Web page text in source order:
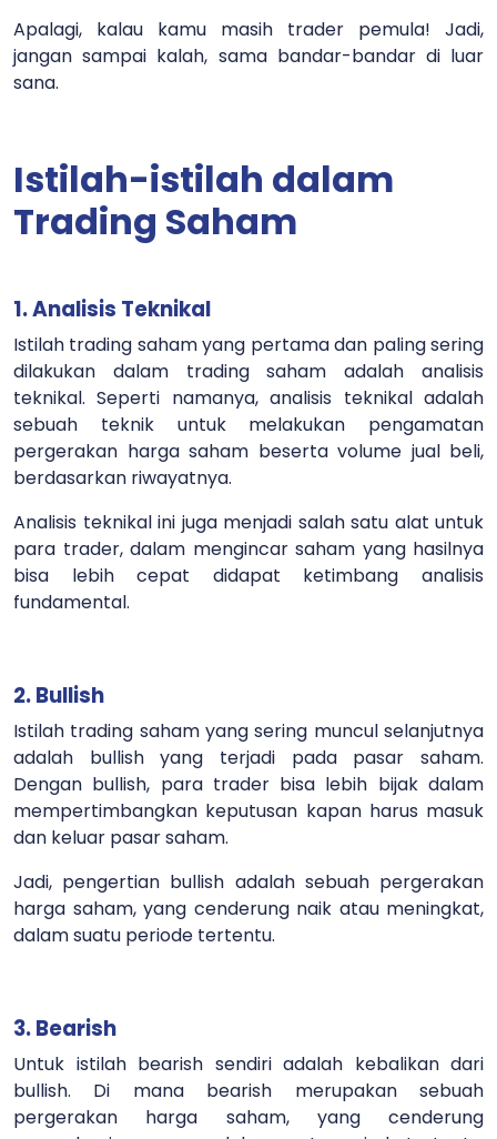
Apalagi, kalau kamu masih trader pemula! Jadi,
jangan sampai kalah, sama bandar-bandar di luar
sana.
Istilah-istilah dalam
Trading Saham
1. Analisis Teknikal
Istilah trading saham yang pertama dan paling sering
dilakukan dalam trading saham adalah analisis
teknikal. Seperti namanya, analisis teknikal adalah
sebuah teknik untuk melakukan pengamatan
pergerakan harga saham beserta volume jual beli,
berdasarkan riwayatnya.
Analisis teknikal ini juga menjadi salah satu alat untuk
para trader, dalam mengincar saham yang hasilnya
bisa lebih cepat didapat ketimbang analisis
fundamental.
2. Bullish
Istilah trading saham yang sering muncul selanjutnya
adalah bullish yang terjadi pada pasar saham.
Dengan bullish, para trader bisa lebih bijak dalam
mempertimbangkan keputusan kapan harus masuk
dan keluar pasar saham.
Jadi, pengertian bullish adalah sebuah pergerakan
harga saham, yang cenderung naik atau meningkat,
dalam suatu periode tertentu.
3. Bearish
Untuk istilah bearish sendiri adalah kebalikan dari
bullish. Di mana bearish merupakan sebuah
pergerakan harga saham, yang cenderung